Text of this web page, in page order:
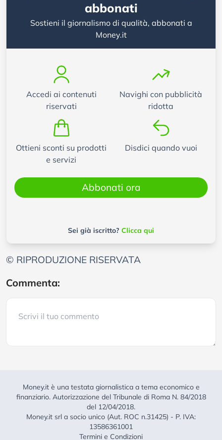
abbonati
Sostieni il giornalismo di qualità, abbonati a
Money.it
Accedi ai contenuti
riservati
Navighi con pubblicità
ridotta
Ottieni sconti su prodotti
e servizi
Disdici quando vuoi
Abbonati ora
Sei già iscritto? Clicca qui
© RIPRODUZIONE RISERVATA
Commenta:
Money.it è una testata giornalistica a tema economico e
finanziario. Autorizzazione del Tribunale di Roma N. 84/2018
del 12/04/2018.
Money.it srl a socio unico (Aut. ROC n.31425) - P. IVA:
13586361001
Termini e Condizioni